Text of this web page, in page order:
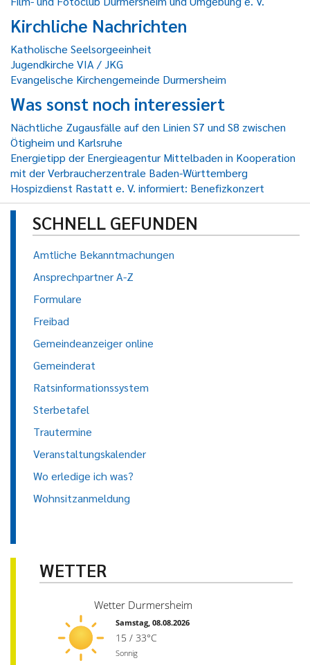
Kirchliche Nachrichten
Katholische Seelsorgeeinheit
Jugendkirche VIA / JKG
Evangelische Kirchengemeinde Durmersheim
Was sonst noch interessiert
Nächtliche Zugausfälle auf den Linien S7 und S8 zwischen
Ötigheim und Karlsruhe
Energietipp der Energieagentur Mittelbaden in Kooperation
mit der Verbraucherzentrale Baden-Württemberg
Hospizdienst Rastatt e. V. informiert: Benefizkonzert
SCHNELL GEFUNDEN
Amtliche Bekanntmachungen
Ansprechpartner A-Z
Formulare
Freibad
Gemeindeanzeiger online
Gemeinderat
Ratsinformationssystem
Sterbetafel
Trautermine
Veranstaltungskalender
Wo erledige ich was?
Wohnsitzanmeldung
WETTER
Wetter Durmersheim
Samstag, 08.08.2026
15 / 33°C
Sonnig